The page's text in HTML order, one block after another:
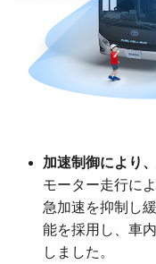
加速制御により
モーター走行に
急加速を抑制し
能を採用し、車
しました。